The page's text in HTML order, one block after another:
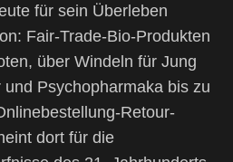
für sein Überleben
Fair-Trade-Bio-Produkten
über Windeln für Jung
Psychopharmaka bis zu
Retour-
dort für die